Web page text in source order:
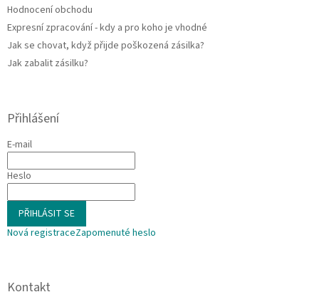
p
i
s
Hodnocení obchodu
Expresní zpracování - kdy a pro koho je vhodné
Jak se chovat, když přijde poškozená zásilka?
Jak zabalit zásilku?
Přihlášení
E-mail
Heslo
PŘIHLÁSIT SE
Nová registraceZapomenuté heslo
Kontakt